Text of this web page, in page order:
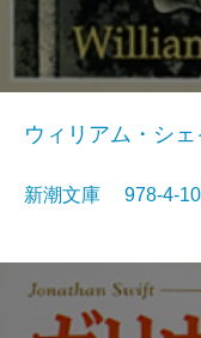
ウィリアム・シ
新潮文庫 978-4-